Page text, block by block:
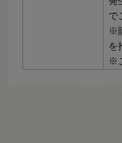
で
※
を
※